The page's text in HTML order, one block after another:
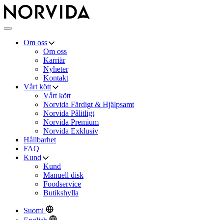
Norvida
Meny
Om oss
Om oss
Karriär
Nyheter
Kontakt
Vårt kött
Vårt kött
Norvida Färdigt & Hjälpsamt
Norvida Pålitligt
Norvida Premium
Norvida Exklusiv
Hållbarhet
FAQ
Kund
Kund
Manuell disk
Foodservice
Butikshylla
Suomi